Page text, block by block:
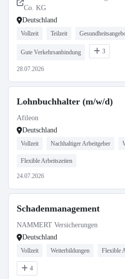
Co. KG
Deutschland
Vollzeit Teilzeit
Gute Verkehrsanbindung 3
28.07.2026
Lohnbuchhalter (m/w/d)
Afileon
Deutschland
Vollzeit Nachhaltiger Arbeitgeber
Flexible Arbeitszeiten
24.07.2026
Schadenmanagement
NAMMERT Versicherungen
Deutschland
Vollzeit Weiterbildungen Flexible
4